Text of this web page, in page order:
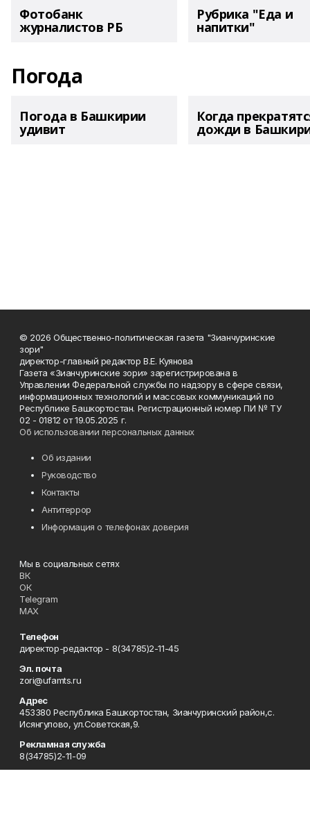
Фотобанк
журналистов РБ
Рубрика "Еда и
напитки"
Погода
Погода в Башкирии
удивит
Когда
дожди в
© 2026 Общественно-политическая газета "Зианчуринские
зори"
директор-главный редактор В.Е. Куянова
Газета «Зианчуринские зори» зарегистрирована в
Управлении Федеральной службы по надзору в сфере связи,
информационных технологий и массовых коммуникаций по
Республике Башкортостан. Регистрационный номер ПИ № ТУ
02 - 01812 от 19.05.2025 г.
Об использовании персональных данных
Об издании
Руководство
Контакты
Антитеррор
Информация о телефонах доверия
Мы в социальных сетях
ВК
ОК
Telegram
MAX
Телефон
директор-редактор - 8(34785)2-11-45
Эл. почта
zori@ufamts.ru
Адрес
453380 Республика Башкортостан, Зианчуринский район,с.
Исянгулово, ул.Советская,9.
Рекламная служба
8(34785)2-11-09